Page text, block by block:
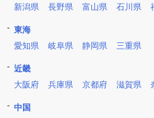
新潟県
長野県 富山県 石川県
東海
愛知県
岐阜県 静岡県 三重県
近畿
大阪府
兵庫県 京都府 滋賀県
中国